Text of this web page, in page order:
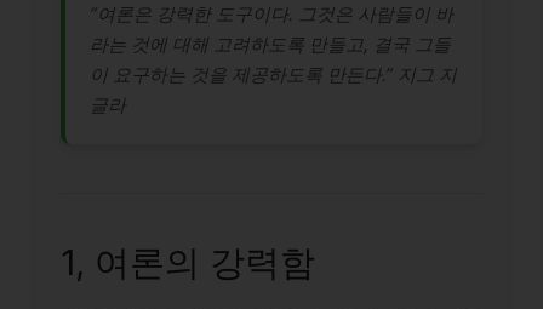
“여론은 강력한 도구이다. 그것은 사람들이 바
라는 것에 대해 고려하도록 만들고, 결국 그들
이 요구하는 것을 제공하도록 만든다.” 지그 지
글라
1, 여론의 강력함